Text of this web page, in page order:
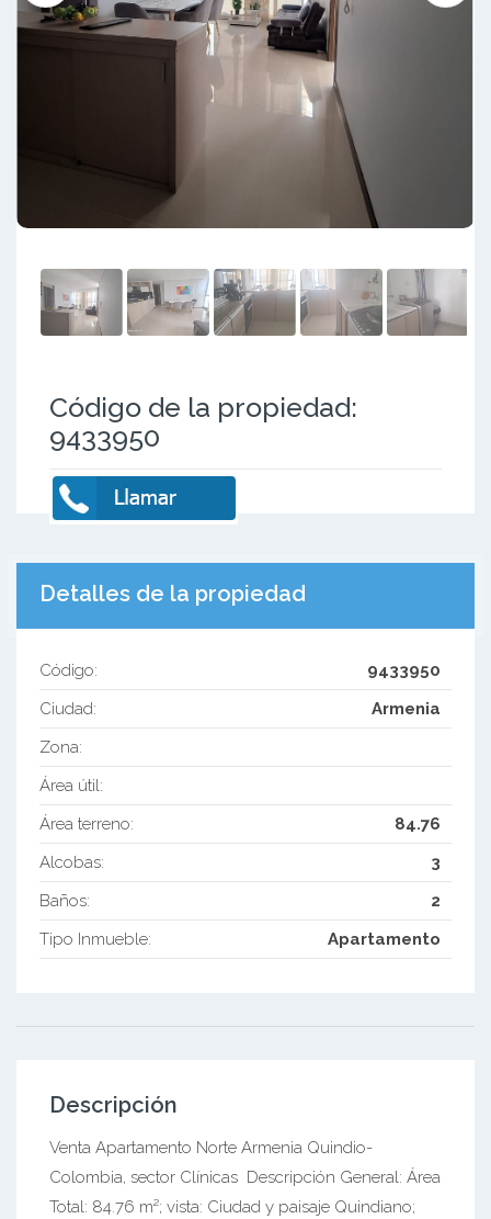
Código de la propiedad:
9433950
Detalles de la propiedad
Código:
9433950
Ciudad:
Armenia
Zona:
Área útil:
Área terreno:
84.76
Alcobas:
3
Baños:
2
Tipo Inmueble:
Apartamento
Descripción
Venta Apartamento Norte Armenia Quindio-
Colombia, sector Clínicas Descripción General: Área
Total: 84.76 m²; vista: Ciudad y paisaje Quindiano;